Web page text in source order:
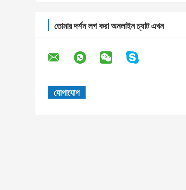
তোমার দর্শন লগ করা অনলাইন চ্যাট এখন